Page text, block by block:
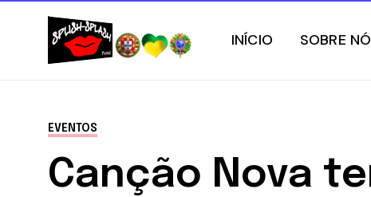
INÍCIO SOBRE
EVENTOS
Canção Nova